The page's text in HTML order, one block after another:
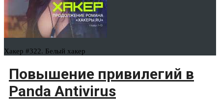
Хакер #322. Белый хакер
Повышение привилегий в
Panda Antivirus